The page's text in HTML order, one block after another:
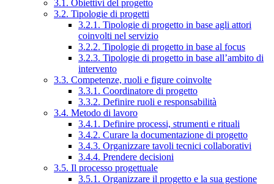
3.1. Obiettivi del progetto
3.2. Tipologie di progetti
3.2.1. Tipologie di progetto in base agli attori
coinvolti nel servizio
3.2.2. Tipologie di progetto in base al focus
3.2.3. Tipologie di progetto in base all’ambito di
intervento
3.3. Competenze, ruoli e figure coinvolte
3.3.1. Coordinatore di progetto
3.3.2. Definire ruoli e responsabilità
3.4. Metodo di lavoro
3.4.1. Definire processi, strumenti e rituali
3.4.2. Curare la documentazione di progetto
3.4.3. Organizzare tavoli tecnici collaborativi
3.4.4. Prendere decisioni
3.5. Il processo progettuale
3.5.1. Organizzare il progetto e la sua gestione